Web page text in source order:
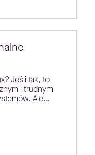
Jeśli tak, to
i trudnym
Ale…